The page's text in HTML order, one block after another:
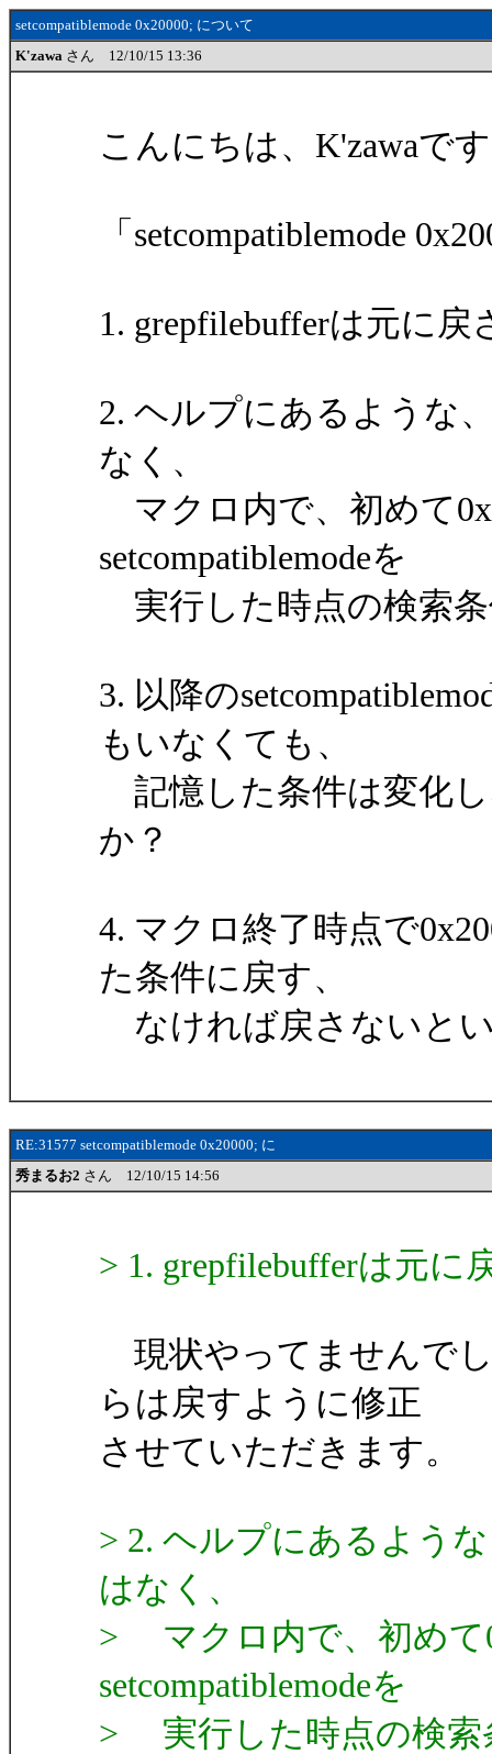
setcompatiblemode 0x20000; について
K'zawa さん 12/10/15 13:36
こんにちは、K'zawaで
「setcompatiblemode
1. grepfilebufferは元に
2. ヘルプにあるような
なく、
マクロ内で、初めて
setcompatiblemodeを
実行した時点の検索
3. 以降の
もいなくても、
記憶した条件は変化
か？
4. マクロ終了時点で
た条件に戻す、
なければ戻さないと
RE:31577 setcompatiblemode 0x20000; に
秀まるお2 さん 12/10/15 14:56
> 1. grepfilebufferは元
現状やってませんで
らは戻すように修正
させていただきます。
> 2. ヘルプにあるよう
はなく、
> マクロ内で、初めて
setcompatiblemodeを
> 実行した時点の検索